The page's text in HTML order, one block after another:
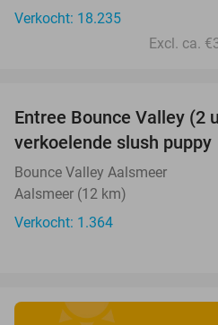
Verkocht: 18.235
Excl. ca.
Entree Bounce Valley (2
verkoelende slush puppy
Bounce Valley Aalsmeer
Aalsmeer (12 km)
Verkocht: 1.364